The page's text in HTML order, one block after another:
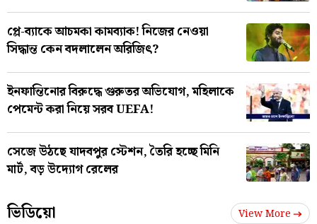
প্লে-ব্যাকে আচমকা কামব্যাক! নিজের নেওয়া
সিদ্ধান্ত কেন বদলালেন অরিজিৎ?
ইনফান্তিনোর বিরুদ্ধে গুরুতর অভিযোগ, মহিলাকে
পেমেন্ট করা নিয়ে সরব UEFA!
সেজে উঠছে যাদবপুর স্টেশন, তৈরি হচ্ছে মিনি
মার্ট, বড় উদ্যোগ রেলের
ভিডিয়ো View More